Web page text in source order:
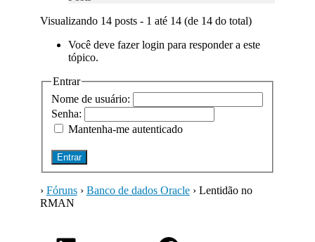
Visualizando 14 posts - 1 até 14 (de 14 do total)
Você deve fazer login para responder a este
tópico.
Entrar
Nome de usuário:
Senha:
Mantenha-me autenticado
Entrar
› Fóruns › Banco de dados Oracle › Lentidão no
RMAN